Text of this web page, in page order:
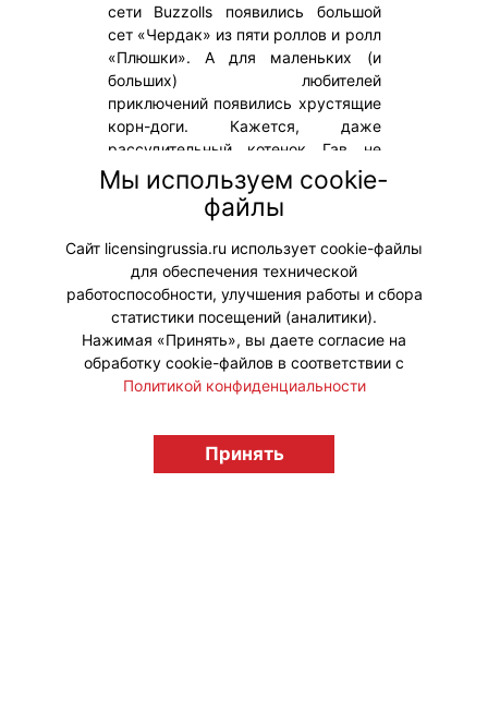
сети Buzzolls появились большой
сет «Чердак» из пяти роллов и ролл
«Плюшки». А для маленьких (и
больших) любителей
приключений появились хрустящие
корн-доги. Кажется, даже
рассудительный котенок Гав не
устоял бы перед такой закуской и
обязательно позвал бы друга
разделить ее «в самом укромном
месте».
#ПродвижениеБренда #Коллаборации
licensingrussia.ru, 2009-2026 12+
Мы используем cookie-
файлы
Сайт licensingrussia.ru использует cookie-файлы
для обеспечения технической
работоспособности, улучшения работы и сбора
статистики посещений (аналитики).
Нажимая «Принять», вы даете согласие на
обработку cookie-файлов в соответствии с
Политикой конфиденциальности
Принять